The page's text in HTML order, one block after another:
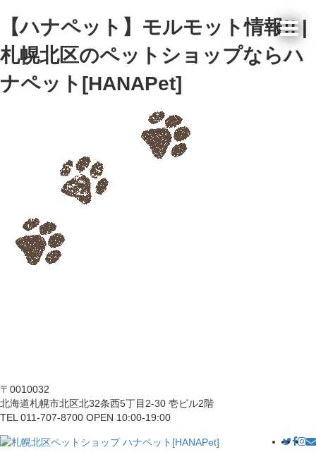
【ハナペット】モルモット情報!! |
札幌北区のペットショップならハ
ナペット[HANAPet]
〒0010032
北海道札幌市北区北32条西5丁目2-30 壱ビル2階
TEL 011-707-8700 OPEN 10:00-19:00